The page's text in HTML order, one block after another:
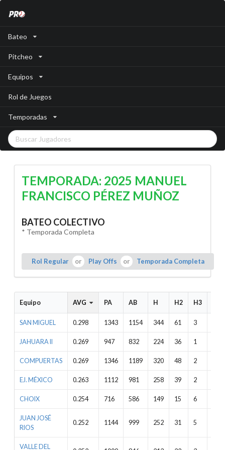
Bateo
Pitcheo
Equipos
Rol de Juegos
Temporadas
TEMPORADA: 2025 MANUEL
FRANCISCO PÉREZ MUÑOZ
BATEO COLECTIVO
* Temporada Completa
Rol Regular Play Offs Temporada Completa
Equipo AVG PA AB H H2 H3
SAN MIGUEL 0.298 1343 1154 344 61 3
JAHUARA II 0.269 947 832 224 36 1
COMPUERTAS 0.269 1346 1189 320 48 2
EJ. MÉXICO 0.263 1112 981 258 39 2
CHOIX 0.254 716 586 149 15 6
JUAN JOSÉ
RIOS
0.252 1144 999 252 31 5
VALLE DEL